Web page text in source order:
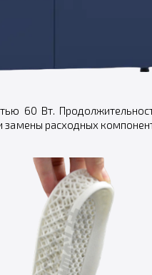
60 Вт.
замены расходных